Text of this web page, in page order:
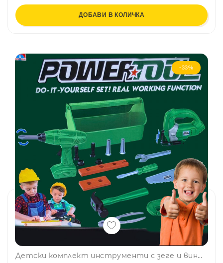
ДОБАВИ В КОЛИЧКА
-33%
Детски комплект инструменти с зеге и винтоверт на батерии POWERTOOL 7922 - paзвива въoбpaжeниeтo, ĸpeaтивнocттa и poлeвитe игpи